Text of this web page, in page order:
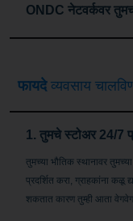
ONDC नेटवर्कवर
फायदेव्यवसाय
1. तुमचे स्टोअर 24/7
तुमच्या भौतिक स्थानावर
प्रदर्शित करा, ग्राहकांना
शकतात कारण तुम्ही आता